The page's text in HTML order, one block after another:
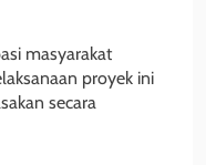
masyarakat
proyek ini
secara